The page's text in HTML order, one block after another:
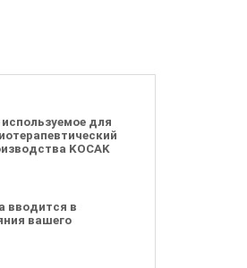
для
KOCAK
вводится в
вашего